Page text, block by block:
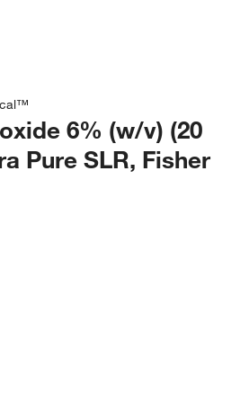
6% (w/v) (20
Pure SLR, Fisher